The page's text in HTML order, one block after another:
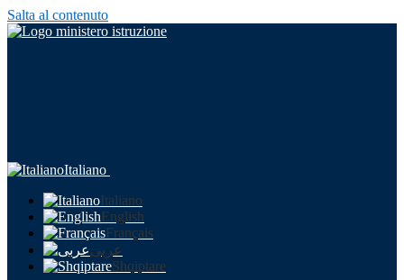
Salta al contenuto
Italiano
Italiano
English
Français
عربى
Shqiptare